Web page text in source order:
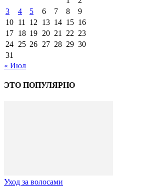
3
4 5 6 7 8
9
10 11 12 13 14 15 16
17 18 19 20 21 22 23
24 25 26 27 28 29 30
31
« Июл
ЭТО ПОПУЛЯРНО
Уход за волосами